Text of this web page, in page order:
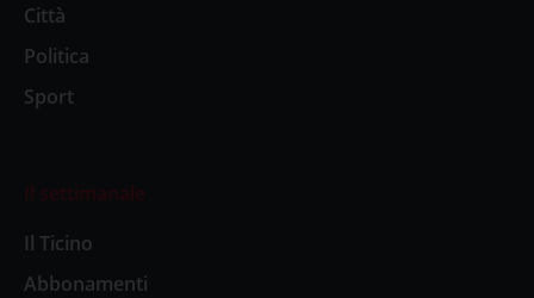
Città
Politica
Sport
Il settimanale
Il Ticino
Abbonamenti